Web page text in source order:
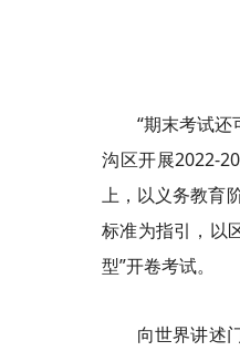
“期末考试还
沟区开展2022-
上，以义务教育
标准为指引，以
型”开卷考试。
向世界讲述